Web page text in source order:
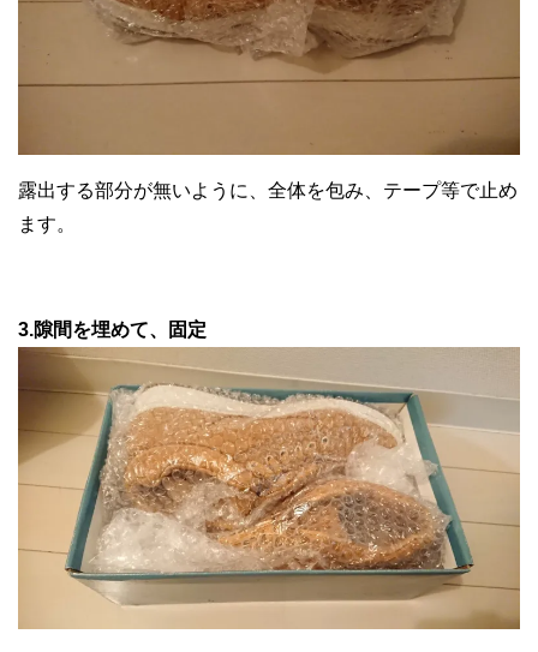
露出する部分が無いように、全体を包み、テープ等で止め
ます。
3.隙間を埋めて、固定